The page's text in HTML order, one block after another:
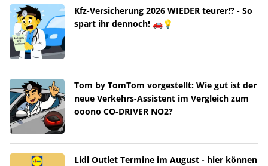
Kfz-Versicherung 2026 WIEDER teurer!? - So
spart ihr dennoch! 🚗💡
Tom by TomTom vorgestellt: Wie gut ist der
neue Verkehrs-Assistent im Vergleich zum
ooono CO-DRIVER NO2?
Lidl Outlet Termine im August - hier können